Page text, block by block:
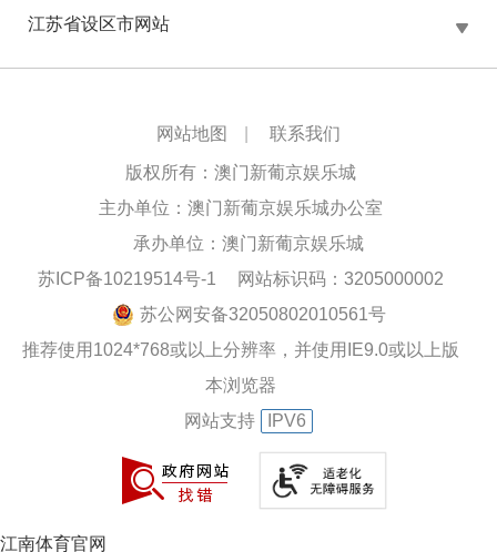
江苏省设区市网站
网站地图 联系我们
版权所有：澳门新葡京娱乐城
主办单位：澳门新葡京娱乐城办公室
承办单位：澳门新葡京娱乐城
苏ICP备10219514号-1
网站标识码：3205000002
苏公网安备32050802010561号
推荐使用1024*768或以上分辨率，并使用IE9.0或以上版
本浏览器
网站支持
IPV6
江南体育官网